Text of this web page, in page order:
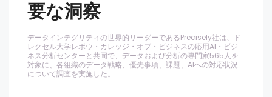
要な洞察
データインテグリティの世界的リーダーであるPrecisely社は、ド
レクセル大学レボウ・カレッジ・オブ・ビジネスの応用AI・ビジ
ネス分析センターと共同で、データおよび分析の専門家565人を
対象に、各組織のデータ戦略、優先事項、課題、AIへの対応状況
について調査を実施した。